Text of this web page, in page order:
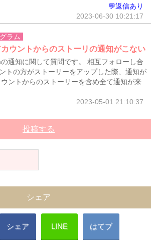
💬返信あり
2023-06-30 10:21:17
ラム
ウントからのストーリの通知がこない
通知に関して質問です。 相互フォローし合
トの方がストーリーをアップした際、通知が
ントからのストーリーを含め全て通知が来
2023-05-01 21:10:37
投稿する
シェア
シェア LINE はてブ